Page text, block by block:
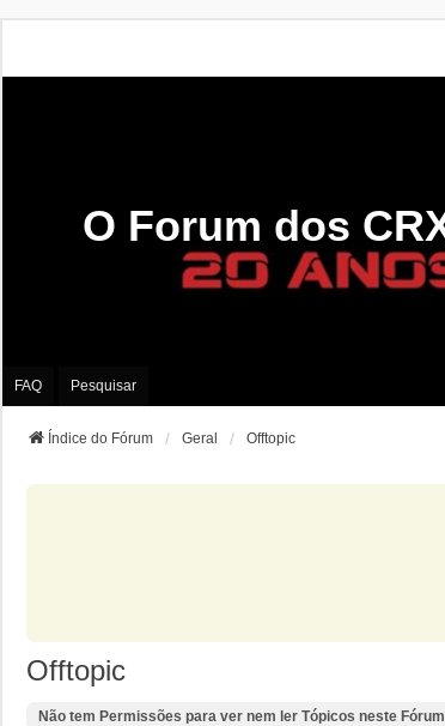
O Forum dos
FAQ Pesquisar
Índice do Fórum Geral Offtopic
Offtopic
Não tem Permissões para ver nem ler Tópicos neste